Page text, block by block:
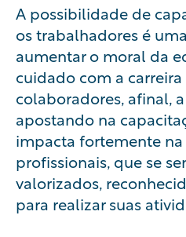
A possibilidade de
os trabalhadores é
aumentar o moral da
cuidado com a
colaboradores, afinal,
apostando na
impacta fortemente
profissionais, que se
valorizados,
para realizar suas